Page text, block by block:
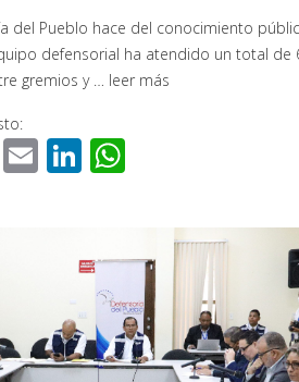
del Pueblo hace del conocimiento
defensorial ha atendido un total de
gremios y … leer más
X EmailLinkedIn